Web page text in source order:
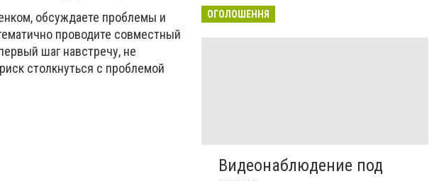
обсуждаете проблемы и
проводите совместный
шаг навстречу, не
столкнуться с проблемой
ОГОЛОШЕННЯ
Видеонаблюдение под